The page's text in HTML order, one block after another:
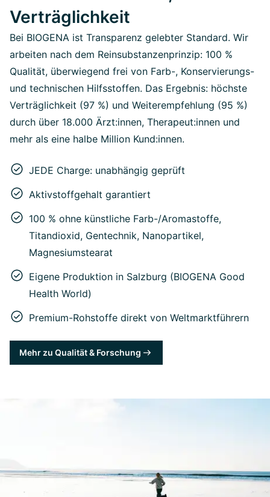
Verträglichkeit
Bei BIOGENA ist Transparenz gelebter Standard. Wir
arbeiten nach dem Reinsubstanzenprinzip: 100 %
Qualität, überwiegend frei von Farb-, Konservierungs-
und technischen Hilfsstoffen. Das Ergebnis: höchste
Verträglichkeit (97 %) und Weiterempfehlung (95 %)
durch über 18.000 Ärzt:innen, Therapeut:innen und
mehr als eine halbe Million Kund:innen.
JEDE Charge: unabhängig geprüft
Aktivstoffgehalt garantiert
100 % ohne künstliche Farb-/Aromastoffe,
Titandioxid, Gentechnik, Nanopartikel,
Magnesiumstearat
Eigene Produktion in Salzburg (BIOGENA Good
Health World)
Premium-Rohstoffe direkt von Weltmarktführern
Mehr zu Qualität & Forschung